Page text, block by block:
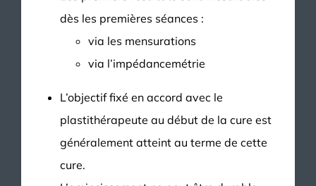
dès les premières séances :
via les mensurations
via l’impédancemétrie
L’objectif fixé en accord avec le
plastithérapeute au début de la cure est
généralement atteint au terme de cette
cure.